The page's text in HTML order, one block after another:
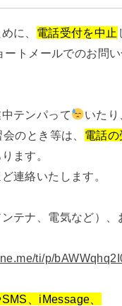
に、 電話受付を中止
ートメールでのお問
テンパって
いたり
会のとき等は、 電話の
ます。
連絡いたします。
テナ、電気など）、
ti/p/
、iMessage、